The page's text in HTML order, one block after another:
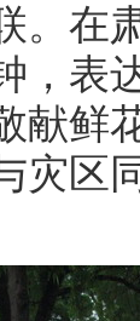
。在
，表
献鲜
灾区